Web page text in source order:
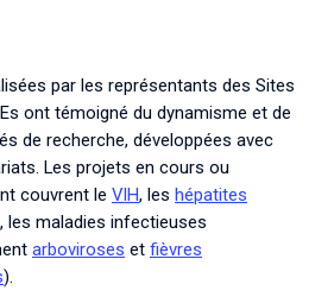
par les représentants des Sites
ont témoigné du dynamisme et de
de recherche, développées avec
Les projets en cours ou
couvrent le VIH, les hépatites
, les maladies infectieuses
arboviroses et fièvres
).